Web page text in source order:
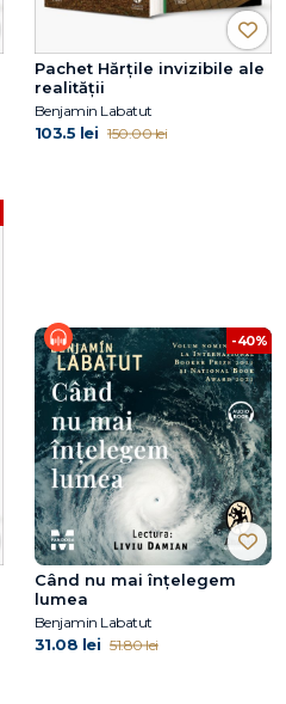
Pachet Hărțile invizibile ale
realității
Benjamin Labatut
103.5 lei 150.00 lei
-40%
Când nu mai înțelegem
lumea
Benjamin Labatut
31.08 lei 51.80 lei